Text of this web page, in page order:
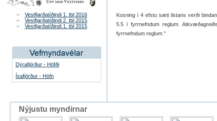
Vestfjarðatíðindi 1. tbl 2016
Vestfjarðatíðindi 2. tbl 2015
Vestfjarðatíðindi 1. tbl 2015
Dýrafjörður - Höfði
Ísafjörður - Höfn
Kosning í 4 efstu sæti listans verði
5.5 í fyrrnefndum reglum.
fyrrnefndum reglum.''
Nýjustu myndirnar